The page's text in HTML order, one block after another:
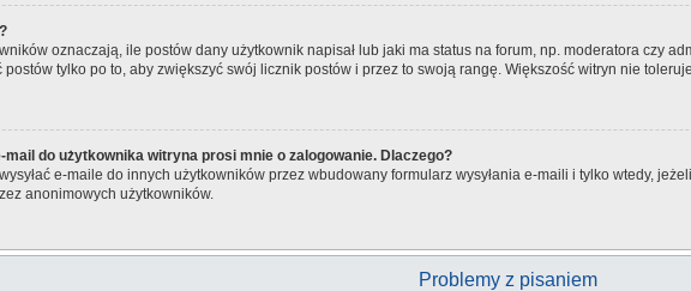
oznaczają, ile postów dany użytkownik napisał lub jaki ma status na forum, np. moderatora czy
tylko po to, aby zwiększyć swój licznik postów i przez to swoją rangę. Większość witryn nie
mail do użytkownika witryna prosi mnie o zalogowanie. Dlaczego?
e-maile do innych użytkowników przez wbudowany formularz wysyłania e-maili i tylko wtedy,
anonimowych użytkowników.
Problemy z pisaniem